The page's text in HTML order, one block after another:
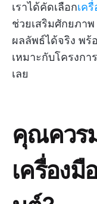
เราได้คัดเลือกเค
ช่วยเสริมศักยภา
ผลลัพธ์ได้จริง พร้
เหมาะกับโครงก
เลย
คุณควร
เครื่องมื